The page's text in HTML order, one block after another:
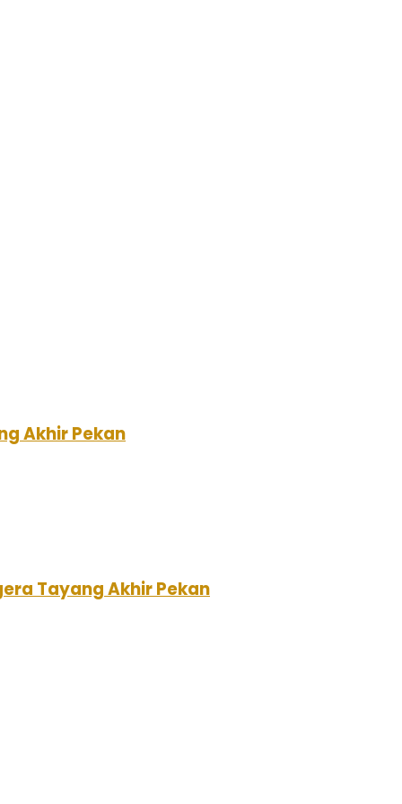
Akhir Pekan
Tayang Akhir Pekan